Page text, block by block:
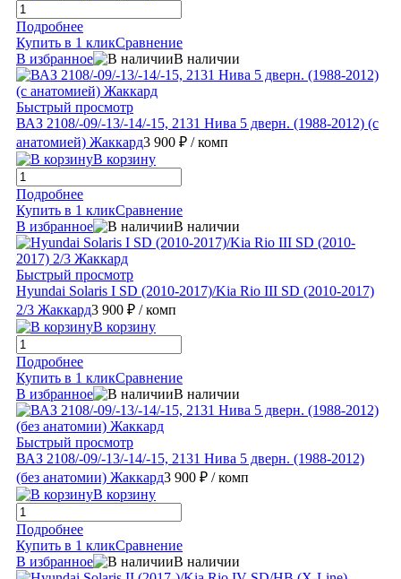
Подробнее
Купить в 1 кликСравнение
В избранное
В наличии
Быстрый просмотр
ВАЗ 2108/-09/-13/-14/-15, 2131 Нива 5 дверн. (1988-2012) (с
анатомией) Жаккард3 900 ₽ / комп
В корзину
Подробнее
Купить в 1 кликСравнение
В избранное
В наличии
Быстрый просмотр
Hyundai Solaris I SD (2010-2017)/Kia Rio III SD (2010-2017)
2/3 Жаккард3 900 ₽ / комп
В корзину
Подробнее
Купить в 1 кликСравнение
В избранное
В наличии
Быстрый просмотр
ВАЗ 2108/-09/-13/-14/-15, 2131 Нива 5 дверн. (1988-2012)
(без анатомии) Жаккард3 900 ₽ / комп
В корзину
Подробнее
Купить в 1 кликСравнение
В избранное
В наличии